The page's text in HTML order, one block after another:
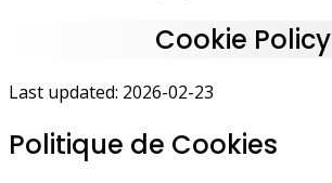
Cookie Policy
Last updated: 2026-02-23
Politique de Cookies